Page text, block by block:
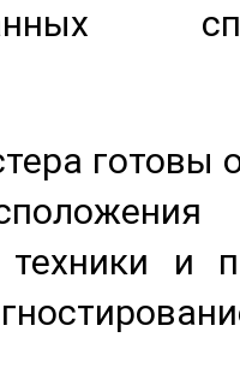
готовы
техники и